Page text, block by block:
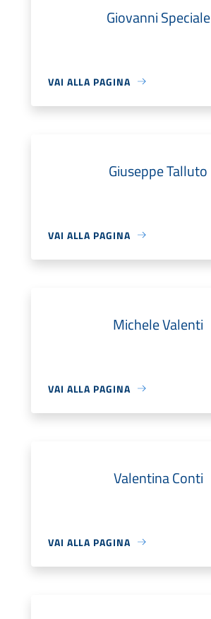
Giovanni Speciale
VAI ALLA PAGINA
Giuseppe Talluto
VAI ALLA PAGINA
Michele Valenti
VAI ALLA PAGINA
Valentina Conti
VAI ALLA PAGINA